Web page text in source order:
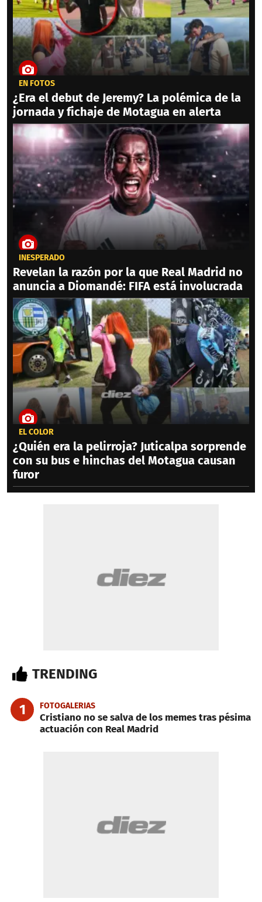
EN FOTOS
¿Era el debut de Jeremy? La polémica de la
jornada y fichaje de Motagua en alerta
INESPERADO
Revelan la razón por la que Real Madrid no
anuncia a Diomandé: FIFA está involucrada
EL COLOR
¿Quién era la pelirroja? Juticalpa sorprende
con su bus e hinchas del Motagua causan
furor
TRENDING
1 FOTOGALERIAS
Cristiano no se salva de los memes tras pésima
actuación con Real Madrid